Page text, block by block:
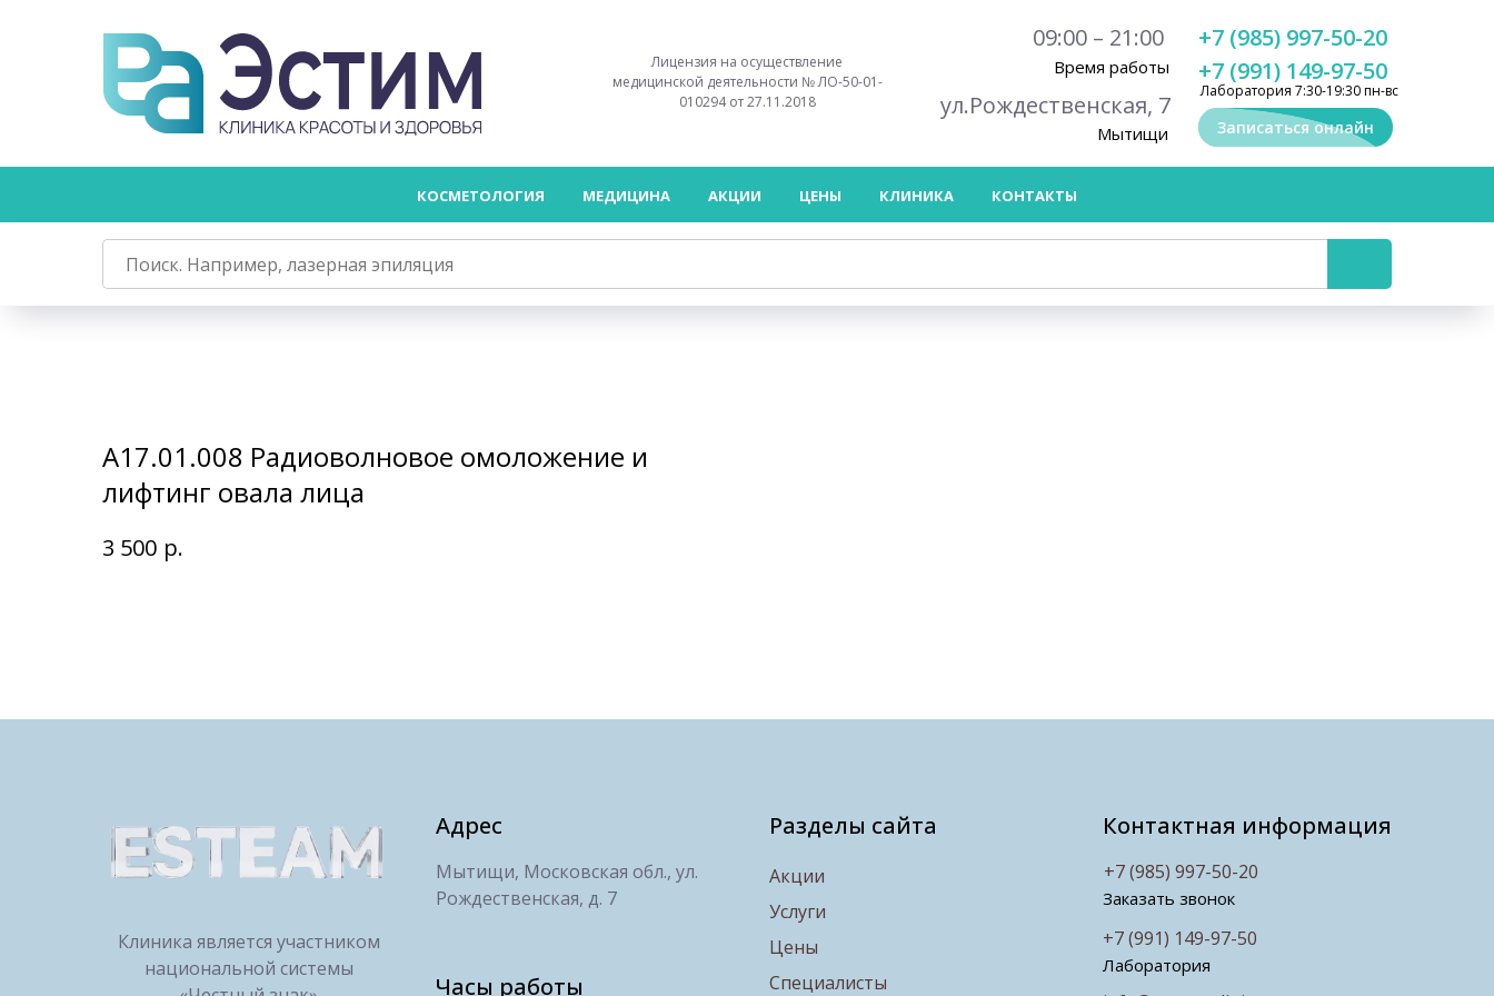
Время работы
Мытищи
ул.Рождественская, 7
09:00 – 21:00
Лаборатория 7:30-19:30 пн-вс
+7 (991) 149-97-50
+7 (985) 997-50-20
Лицензия на осуществление
медицинской деятельности № ЛО-50-01-
010294 от 27.11.2018
Записаться онлайн
КОСМЕТОЛОГИЯ МЕДИЦИНА АКЦИИ ЦЕНЫ КЛИНИКА КОНТАКТЫ
А17.01.008 Радиоволновое омоложение и
лифтинг овала лица
3 500 р.
Клиника является участником
национальной системы
Часы работы
Адрес
Мытищи, Московская обл., ул.
Рождественская, д. 7
Контактная информация
Разделы сайта
Акции
Услуги
Цены
Специалисты
Заказать звонок
Лаборатория
+7 (991) 149-97-50
+7 (985) 997-50-20